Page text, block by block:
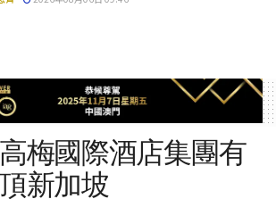
梅國際酒店集團有
新加坡